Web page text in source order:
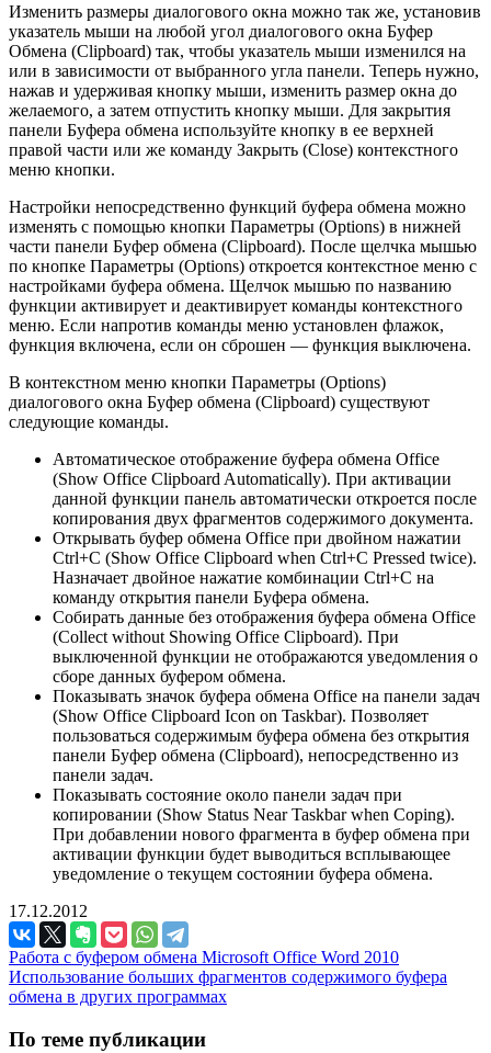
Изменить размеры диалогового окна можно так же, установив
указатель мыши на любой угол диалогового окна Буфер
Обмена (Clipboard) так, чтобы указатель мыши изменился на
или в зависимости от выбранного угла панели. Теперь нужно,
нажав и удерживая кнопку мыши, изменить размер окна до
желаемого, а затем отпустить кнопку мыши. Для закрытия
панели Буфера обмена используйте кнопку в ее верхней
правой части или же команду Закрыть (Close) контекстного
меню кнопки.
Настройки непосредственно функций буфера обмена можно
изменять с помощью кнопки Параметры (Options) в нижней
части панели Буфер обмена (Clipboard). После щелчка мышью
по кнопке Параметры (Options) откроется контекстное меню с
настройками буфера обмена. Щелчок мышью по названию
функции активирует и деактивирует команды контекстного
меню. Если напротив команды меню установлен флажок,
функция включена, если он сброшен — функция выключена.
В контекстном меню кнопки Параметры (Options)
диалогового окна Буфер обмена (Clipboard) существуют
следующие команды.
Автоматическое отображение буфера обмена Office
(Show Office Clipboard Automatically). При активации
данной функции панель автоматически откроется после
копирования двух фрагментов содержимого документа.
Открывать буфер обмена Office при двойном нажатии
Ctrl+C (Show Office Clipboard when Ctrl+C Pressed twice).
Назначает двойное нажатие комбинации Ctrl+C на
команду открытия панели Буфера обмена.
Собирать данные без отображения буфера обмена Office
(Collect without Showing Office Clipboard). При
выключенной функции не отображаются уведомления о
сборе данных буфером обмена.
Показывать значок буфера обмена Office на панели задач
(Show Office Clipboard Icon on Taskbar). Позволяет
пользоваться содержимым буфера обмена без открытия
панели Буфер обмена (Clipboard), непосредственно из
панели задач.
Показывать состояние около панели задач при
копировании (Show Status Near Taskbar when Coping).
При добавлении нового фрагмента в буфер обмена при
активации функции будет выводиться всплывающее
уведомление о текущем состоянии буфера обмена.
17.12.2012
Работа с буфером обмена Microsoft Office Word 2010
Использование больших фрагментов содержимого буфера
обмена в других программах
По теме публикации